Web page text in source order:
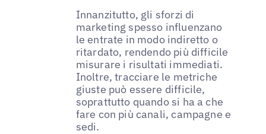
Innanzitutto, gli sforzi di
marketing spesso influenzano
le entrate in modo indiretto o
ritardato, rendendo più difficile
misurare i risultati immediati.
Inoltre, tracciare le metriche
giuste può essere difficile,
soprattutto quando si ha a che
fare con più canali, campagne e
sedi.